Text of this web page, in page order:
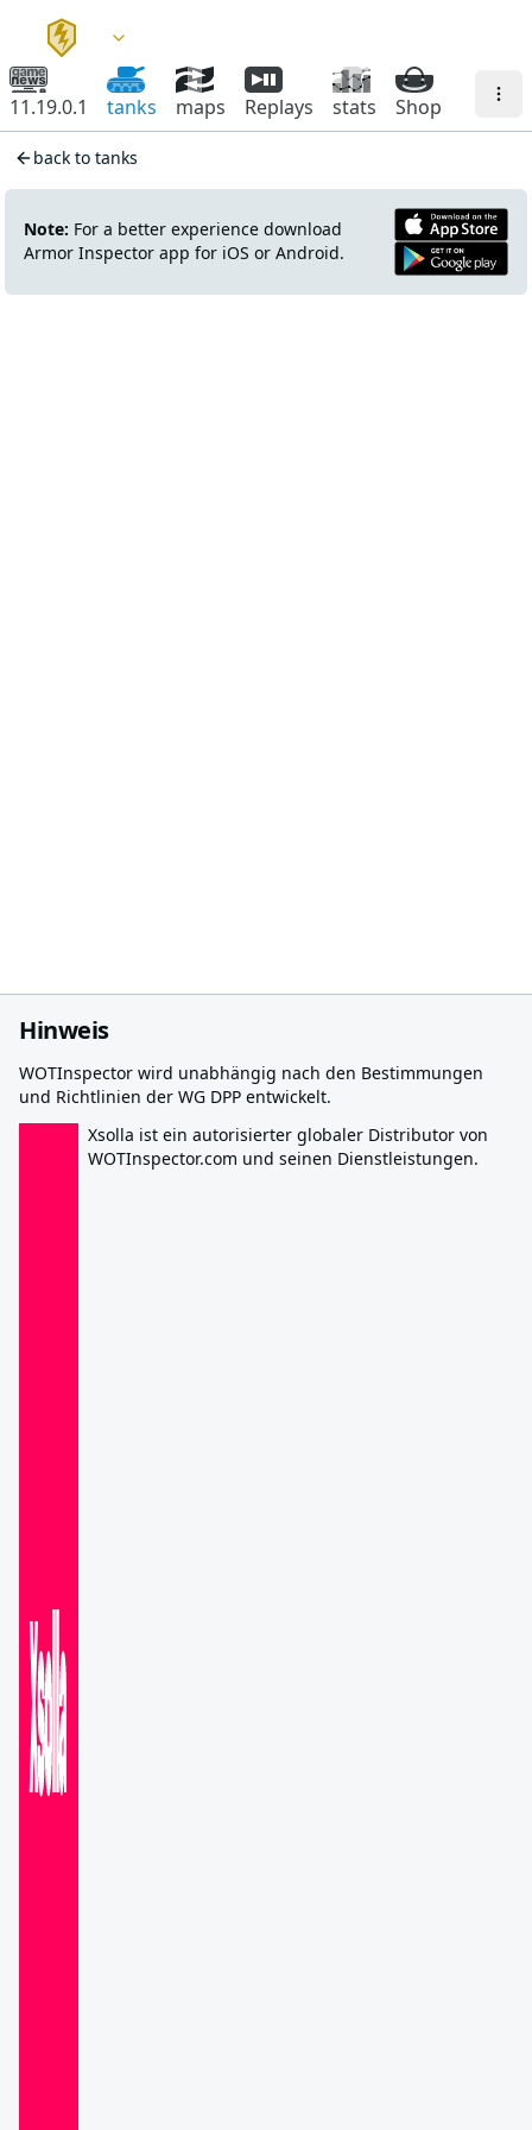
11.19.0.1 tanks maps Replays stats Shop
back to tanks
Note: For a better experience download
Armor Inspector app for iOS or Android.
Hinweis
WOTInspector wird unabhängig nach den Bestimmungen
und Richtlinien der WG DPP entwickelt.
Xsolla ist ein autorisierter globaler Distributor von
WOTInspector.com und seinen Dienstleistungen.